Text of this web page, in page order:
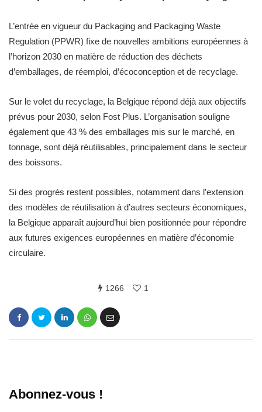
L’entrée en vigueur du Packaging and Packaging Waste
Regulation (PPWR) fixe de nouvelles ambitions européennes à
l’horizon 2030 en matière de réduction des déchets
d’emballages, de réemploi, d’écoconception et de recyclage.
Sur le volet du recyclage, la Belgique répond déjà aux objectifs
prévus pour 2030, selon Fost Plus. L’organisation souligne
également que 43 % des emballages mis sur le marché, en
tonnage, sont déjà réutilisables, principalement dans le secteur
des boissons.
Si des progrès restent possibles, notamment dans l’extension
des modèles de réutilisation à d’autres secteurs économiques,
la Belgique apparaît aujourd’hui bien positionnée pour répondre
aux futures exigences européennes en matière d’économie
circulaire.
1266 1
Abonnez-vous !